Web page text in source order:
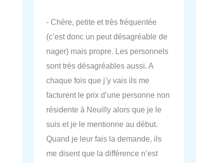
- Chère, petite et très fréquentée
(c’est donc un peut désagréable de
nager) mais propre. Les personnels
sont très désagréables aussi. A
chaque fois que j’y vais ils me
facturent le prix d’une personne non
résidente à Neuilly alors que je le
suis et je le mentionne au début.
Quand je leur fais la demande, ils
me disent que la différence n’est